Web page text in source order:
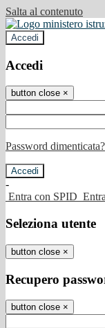
Salta al contenuto
Accedi
Accedi
button close ×
Password dimenticata?
-
Entra con SPID
Seleziona utente
button close ×
Recupero
button close ×